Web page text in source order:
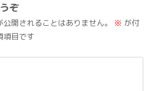
ぞ
開されることはありません。 ※ が付
項目です